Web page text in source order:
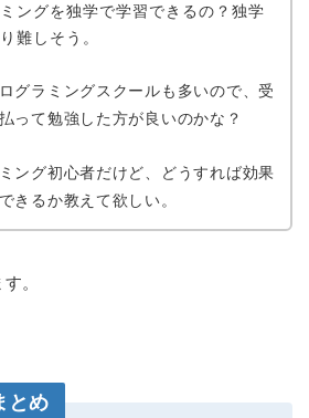
ングを独学で学習できるの？独学
難しそう。
グラミングスクールも多いので、受
って勉強した方が良いのかな？
ング初心者だけど、どうすれば効果
きるか教えて欲しい。
。
とめ